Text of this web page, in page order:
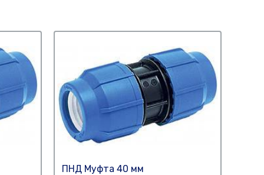
ПНД Муфта 40 мм